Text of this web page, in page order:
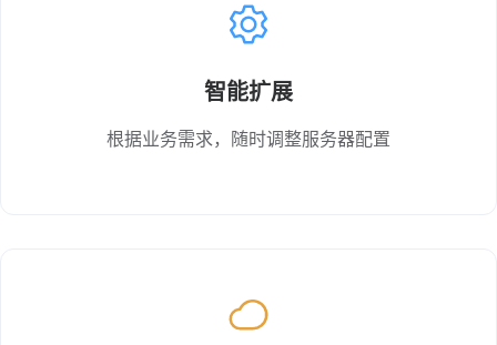
智能扩展
根据业务需求，随时调整服务器配置